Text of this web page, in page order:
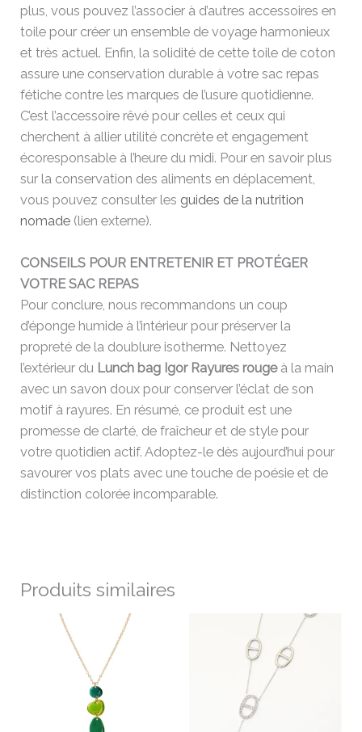
plus, vous pouvez l’associer à d’autres accessoires en
toile pour créer un ensemble de voyage harmonieux
et très actuel. Enfin, la solidité de cette toile de coton
assure une conservation durable à votre sac repas
fétiche contre les marques de l’usure quotidienne.
C’est l’accessoire rêvé pour celles et ceux qui
cherchent à allier utilité concrète et engagement
écoresponsable à l’heure du midi. Pour en savoir plus
sur la conservation des aliments en déplacement,
vous pouvez consulter les guides de la nutrition
nomade (lien externe).
CONSEILS POUR ENTRETENIR ET PROTÉGER
VOTRE SAC REPAS
Pour conclure, nous recommandons un coup
d’éponge humide à l’intérieur pour préserver la
propreté de la doublure isotherme. Nettoyez
l’extérieur du Lunch bag Igor Rayures rougeà la main
avec un savon doux pour conserver l’éclat de son
motif à rayures. En résumé, ce produit est une
promesse de clarté, de fraîcheur et de style pour
votre quotidien actif. Adoptez-le dès aujourd’hui pour
savourer vos plats avec une touche de poésie et de
distinction colorée incomparable.
Produits similaires